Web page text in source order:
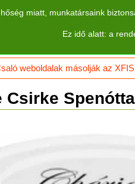
miatt, munkatársaink
Ez idő alatt: a
weboldalak másolják az
Csirke